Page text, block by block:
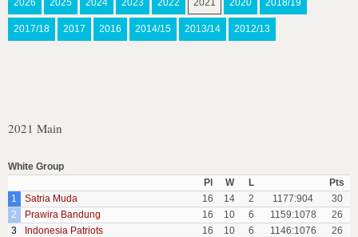
2026 2025 2024 2023 2022 2021 2020 2018/19
2017/18 2017 2016 2014/15 2013/14 2012/13
2021 Main
White Group
Pl
W L
Pts
1
Satria Muda 16 14 2 1177:904
30
2
Prawira Bandung 16 10 6 1159:1078
26
3
Indonesia Patriots 16 10 6 1146:1076
26